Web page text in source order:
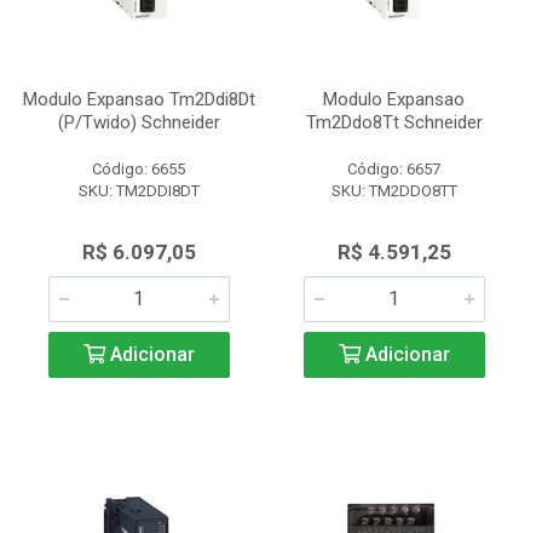
Modulo Expansao Tm2Ddi8Dt
(P/Twido) Schneider
Código: 6655
SKU: TM2DDI8DT
R$ 6.097,05
Adicionar
Modulo Expansao
Tm2Ddo8Tt Schneider
Código: 6657
SKU: TM2DDO8TT
R$ 4.591,25
Adicionar